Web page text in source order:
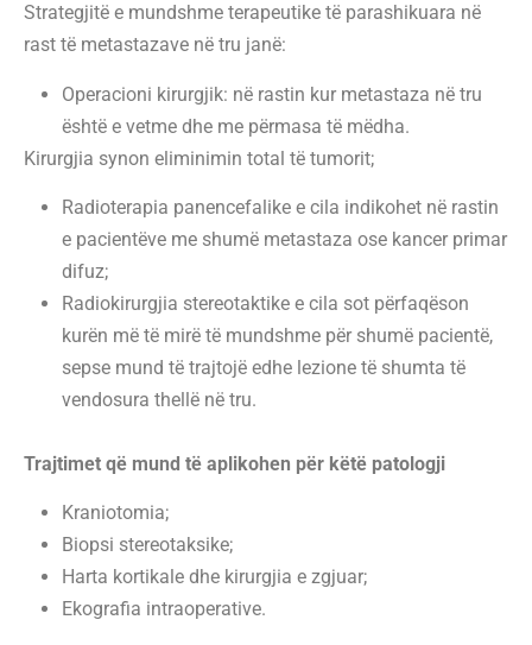
Strategjitë e mundshme terapeutike të parashikuara në
rast të metastazave në tru janë:
Operacioni kirurgjik: në rastin kur metastaza në tru
është e vetme dhe me përmasa të mëdha.
Kirurgjia synon eliminimin total të tumorit;
Radioterapia panencefalike e cila indikohet në rastin
e pacientëve me shumë metastaza ose kancer primar
difuz;
Radiokirurgjia stereotaktike e cila sot përfaqëson
kurën më të mirë të mundshme për shumë pacientë,
sepse mund të trajtojë edhe lezione të shumta të
vendosura thellë në tru.
Trajtimet që mund të aplikohen për këtë patologji
Kraniotomia;
Biopsi stereotaksike;
Harta kortikale dhe kirurgjia e zgjuar;
Ekografia intraoperative.